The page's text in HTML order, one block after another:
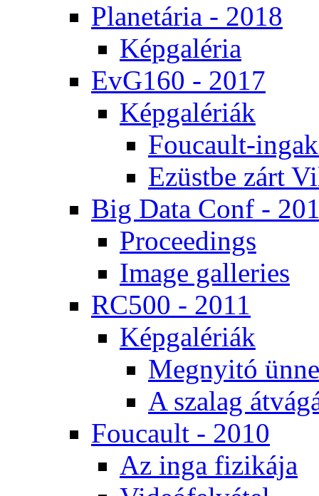
Pla­ne­tá­ria - 2018
Kép­ga­lé­ria
EvG160 - 2017
Kép­ga­lé­ri­ák
Fo­u­ca­ult-
Ezüst­be zárt
Big Da­ta Conf -
Pro­ce­e­dings
Image gal­le­ri­es
RC500 - 2011
Kép­ga­lé­ri­ák
Meg­nyi­tó
A sza­lag
Fo­u­ca­ult - 2010
Az in­ga fi­zi­ká­ja